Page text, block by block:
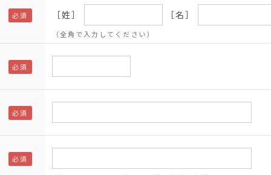
［姓］ ［名］
（全角で入力してください）